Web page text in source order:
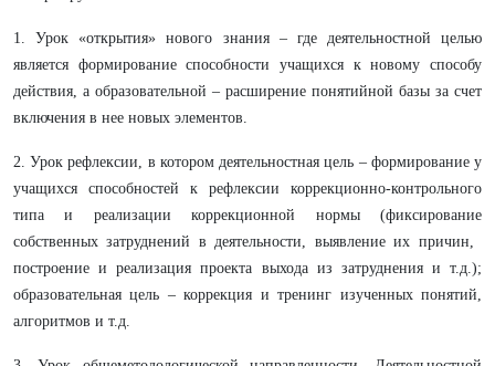
1. Урок «открытия» нового знания – где деятельностной целью
является формирование способности учащихся к новому способу
действия, а образовательной – расширение понятийной базы за счет
включения в нее новых элементов.
2. Урок рефлексии, в котором деятельностная цель – формирование у
учащихся способностей к рефлексии коррекционно-контрольного
типа и реализации коррекционной нормы (фиксирование
собственных затруднений в деятельности, выявление их причин, ​​​​​​​
построение и реализация проекта выхода из затруднения и т.д.);
образовательная цель – коррекция и тренинг изученных понятий,
алгоритмов и т.д.